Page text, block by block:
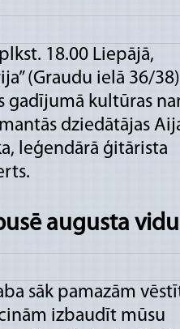
18.00 Liepājā,
(Graudu ielā 36/38)
gadījumā kultūras
dziedātājas
leģendārā ģitārista
augusta
sāk pamazām
izbaudīt mūsu